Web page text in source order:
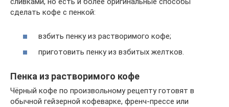
сделать кофе с пенкой:
взбить пенку из растворимого кофе;
приготовить пенку из взбитых желтков.
Пенка из растворимого кофе
Чёрный кофе по произвольному рецепту готовят в
обычной гейзерной кофеварке, френч-прессе или